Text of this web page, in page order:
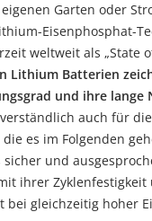
Garten oder
Eisenphosphat-
weltweit als „State
Lithium Batterien
und ihre lange
auch für
die es im Folgenden
und
ihrer Zyklenfestigkeit
bei gleichzeitig hoher